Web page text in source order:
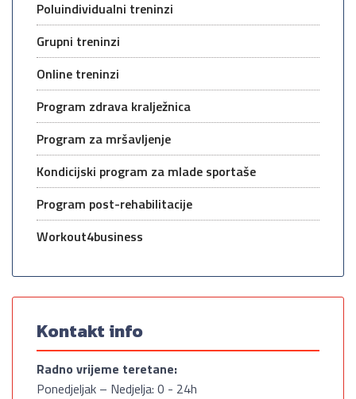
Poluindividualni treninzi
Grupni treninzi
Online treninzi
Program zdrava kralježnica
Program za mršavljenje
Kondicijski program za mlade sportaše
Program post-rehabilitacije
Workout4business
Kontakt info
Radno vrijeme teretane:
Ponedjeljak – Nedjelja: 0 - 24h